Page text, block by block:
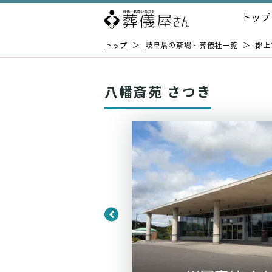
トップ
トップ ＞ 岐阜県の斎場・葬儀社一覧 ＞ 郡
八幡斎苑 さつき